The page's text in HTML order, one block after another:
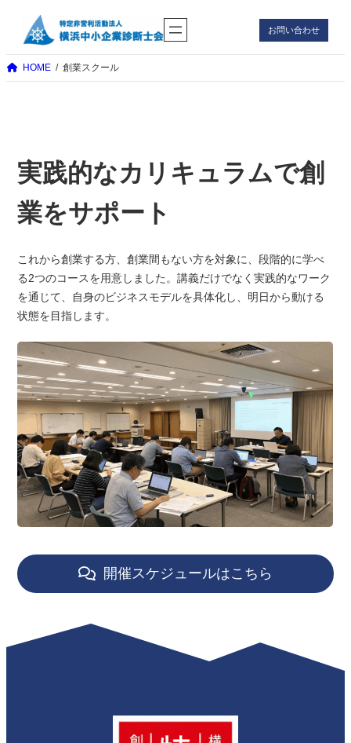
を
ス
お問い合わせ
HOME 創業スクール
実践的なカリキュラムで創
業をサポート
これから創業する方、創業間もない方を対象に、段階的に学べ
る2つのコースを用意しました。講義だけでなく実践的なワーク
を通じて、自身のビジネスモデルを具体化し、明日から動ける
状態を目指します。
開催スケジュールはこちら